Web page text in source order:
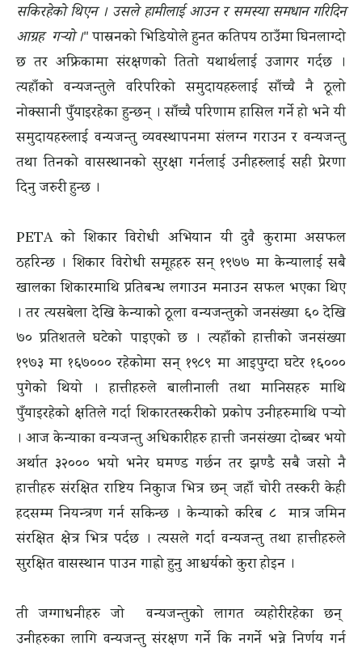
सकिरहेको थिएन । उसले हामीलाई आउन र समस्या समधान गरिदिन
आग्रह गर्‍यो।" पास्रनको भिडियोले हुनत कतिपय ठाउँमा घिनलाग्दो
छ तर अफ्रिकामा संरक्षणको तितो यथार्थलाई उजागर गर्दछ ।
त्यहाँको वन्यजन्तुले वरिपरिको समुदायहरुलाई साँच्चै नै ठूलो
नोक्सानी पुँयाइरहेका हुन्छन् । साँच्चै परिणाम हासिल गर्ने हो भने यी
समुदायहरुलाई वन्यजन्तु व्यवस्थापनमा संलग्न गराउन र वन्यजन्तु
तथा तिनको वासस्थानको सुरक्षा गर्नलाई उनीहरुलाई सही प्रेरणा
दिनु जरुरी हुन्छ ।
PETA को शिकार विरोधी अभियान यी दुवै कुरामा असफल
ठहरिन्छ । शिकार विरोधी समूहहरु सन् १९७७ मा केन्यालाई सबै
खालका शिकारमाथि प्रतिबन्ध लगाउन मनाउन सफल भएका थिए
। तर त्यसबेला देखि केन्याको ठूला वन्यजन्तुको जनसंख्या ६० देखि
७० प्रतिशतले घटेको पाइएको छ । त्यहाँको हात्तीको जनसंख्या
१९७३ मा १६७००० रहेकोमा सन् १९८९ मा आइपुग्दा घटेर १६०००
पुगेको थियो । हात्तीहरुले बालीनाली तथा मानिसहरु माथि
पुँयाइरहेको क्षतिले गर्दा शिकारतस्करीको प्रकोप उनीहरुमाथि पर्‍यो
। आज केन्याका वन्यजन्तु अधिकारीहरु हात्ती जनसंख्या दोब्बर भयो
अर्थात ३२००० भयो भनेर घमण्ड गर्छन तर झण्डै सबै जसो नै
हात्तीहरु संरक्षित राष्टिय निकुाज भित्र छन् जहाँ चोरी तस्करी केही
हदसम्म नियन्त्रण गर्न सकिन्छ । केन्याको करिब ८ मात्र जमिन
संरक्षित क्षेत्र भित्र पर्दछ । त्यसले गर्दा वन्यजन्तु तथा हात्तीहरुले
सुरक्षित वासस्थान पाउन गाह्रो हुनु आश्चर्यको कुरा होइन ।
ती जग्गाधनीहरु जो वन्यजन्तुको लागत व्यहोरीरहेका छन्
उनीहरुका लागि वन्यजन्तु संरक्षण गर्ने कि नगर्ने भन्ने निर्णय गर्न